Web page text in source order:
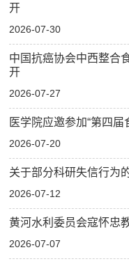
开
2026-07-30
中国抗癌协会中西整合
开
2026-07-27
医学院应邀参加“第四
2026-07-20
关于部分科研失信行为
2026-07-12
黄河水利委员会寇怀忠
2026-07-07